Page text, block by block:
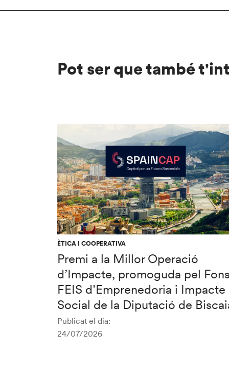
Pot ser que també
ÈTICA I COOPERATIVA
Premi a la Millor Operació
d’Impacte, promoguda pel
FEIS d’Emprenedoria i Impacte
Social de la Diputació de
Publicat el dia:
24/07/2026